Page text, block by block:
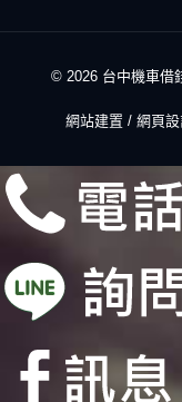
© 2026 台中機車借
網站建置 / 網頁